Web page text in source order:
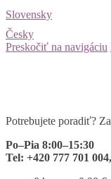
Slovensky
Česky
Preskočiť na navigáciu
Tel: +420 777 701
0 ks za0,00